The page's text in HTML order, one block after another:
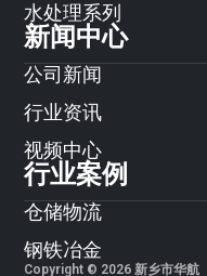
水处理系列
新闻中心
公司新闻
行业资讯
视频中心
行业案例
仓储物流
钢铁冶金
Copyright © 2026 新乡市华航